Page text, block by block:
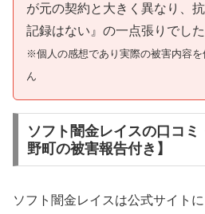
が元の契約と大きく異なり、
記録はない』の一点張りでした
※個人の感想であり実際の被害内容
ん
ソフト闇金レイスの口コ
野町の被害報告付き】
ソフト闇金レイスは公式サイト